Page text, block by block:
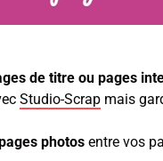
de titre ou pages
Studio-Scrap mais
photos entre vos